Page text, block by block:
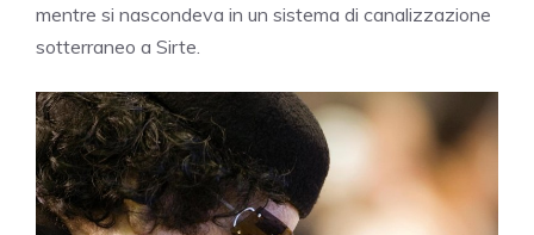
mentre si nascondeva in un sistema di canalizzazione
sotterraneo a Sirte.